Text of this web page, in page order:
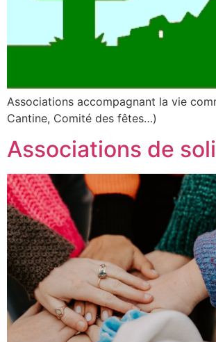
Associations accompagnant la vie
Cantine, Comité des fêtes…)
Associations de